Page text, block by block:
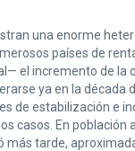
una enorme
países de
el incremento de la
ya en la década
de estabilización e
casos. En población
más tarde,